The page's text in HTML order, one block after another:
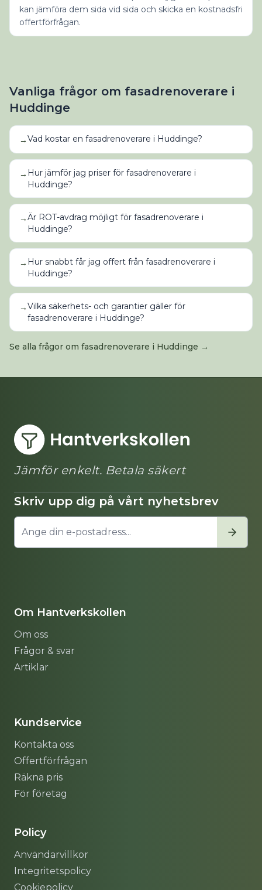
kan jämföra dem sida vid sida och skicka en kostnadsfri
offertförfrågan.
Vanliga frågor om fasadrenoverare i
Huddinge
→Vad kostar en fasadrenoverare i Huddinge?
→ Hur jämför jag priser för fasadrenoverare i
Huddinge?
→Är ROT-avdrag möjligt för fasadrenoverare i
Huddinge?
→ Hur snabbt får jag offert från fasadrenoverare i
Huddinge?
→Vilka säkerhets- och garantier gäller för
fasadrenoverare i Huddinge?
Se alla frågor om fasadrenoverare i Huddinge →
Jämför enkelt. Betala säkert
Skriv upp dig på vårt nyhetsbrev
Om Hantverkskollen
Om oss
Frågor & svar
Artiklar
Kundservice
Kontakta oss
Offertförfrågan
Räkna pris
För företag
Policy
Användarvillkor
Integritetspolicy
Cookiepolicy